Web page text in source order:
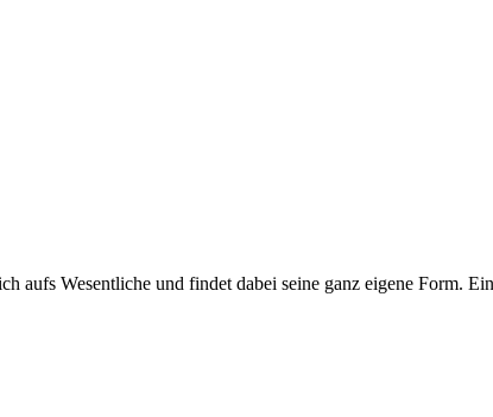
aufs Wesentliche und findet dabei seine ganz eigene Form.